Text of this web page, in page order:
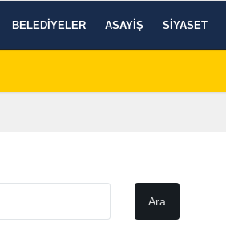
BELEDIYELER ASAYIŞ SIYASET